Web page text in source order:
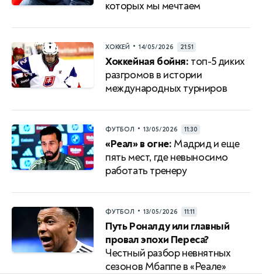
которых мы мечтаем
ХОККЕЙ • 14/05/2026 21:51
Хоккейная бойня: топ-5 диких
разгромов в истории
международных турниров
ФУТБОЛ • 13/05/2026 11:30
«Реал» в огне: Мадрид и еще
пять мест, где невыносимо
работать тренеру
ФУТБОЛ • 13/05/2026 11:11
Путь Роналду или главный
провал эпохи Переса?
Честный разбор невнятных
сезонов Мбаппе в «Реале»